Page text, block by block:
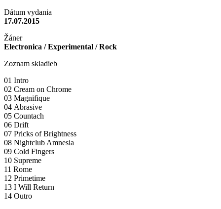
Dátum vydania
17.07.2015
Žáner
Electronica / Experimental / Rock
Zoznam skladieb
01 Intro
02 Cream on Chrome
03 Magnifique
04 Abrasive
05 Countach
06 Drift
07 Pricks of Brightness
08 Nightclub Amnesia
09 Cold Fingers
10 Supreme
11 Rome
12 Primetime
13 I Will Return
14 Outro